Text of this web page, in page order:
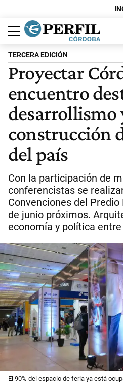
Política
Economía
Judiciales
Sociedad
Cultura
Espectáculos
Deportes
Protagonistas
TERCERA EDICIÓN
Proyectar
encuentro
desarrollismo
construcción
del país
Con la participación de
conferencistas se
Convenciones del
de junio próximos.
economía y política
El 90% del espacio de feria ya está